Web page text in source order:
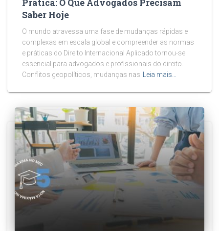
Saber Hoje
O mundo atravessa uma fase de mudanças rápidas e
complexas em escala global e compreender as normas
e práticas do Direito Internacional Aplicado tornou-se
essencial para advogados e profissionais do direito.
Conflitos geopolíticos, mudanças nas
Leia mais…